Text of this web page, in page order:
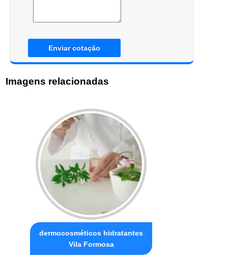
Enviar cotação
Imagens relacionadas
dermocosméticos hidratantes
Vila Formosa